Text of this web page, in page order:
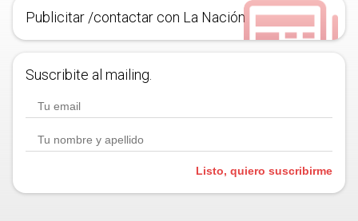
Publicitar /contactar con La Nación
Suscribite al mailing.
Listo, quiero suscribirme